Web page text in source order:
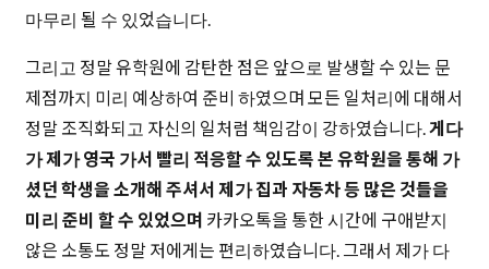
마무리 될 수 있었습니다.
그리고 정말 유학원에 감탄한 점은 앞으로 발생할 수 있는 문
제점까지 미리 예상하여 준비 하였으며 모든 일처리에 대해서
정말 조직화되고 자신의 일처럼 책임감이 강하였습니다.게다
가 제가 영국 가서 빨리 적응할 수 있도록 본 유학원을 통해 가
셨던 학생을 소개해 주셔서 제가 집과 자동차 등 많은 것들을
미리 준비 할 수 있었으며 카카오톡을 통한 시간에 구애받지
않은 소통도 정말 저에게는 편리하였습니다. 그래서 제가 다